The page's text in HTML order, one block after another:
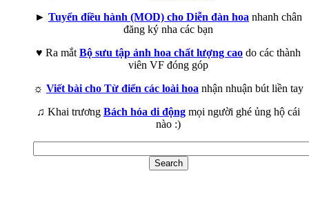
► Tuyển điều hành (MOD) cho Diễn đàn hoa nhanh chân
đăng ký nha các bạn
♥ Ra mắt Bộ sưu tập ảnh hoa chất lượng cao do các thành
viên VF đóng góp
☼ Viết bài cho Từ điển các loài hoa nhận nhuận bút liền tay
♫ Khai trương Bách hóa di động mọi người ghé ủng hộ cái
nào :)